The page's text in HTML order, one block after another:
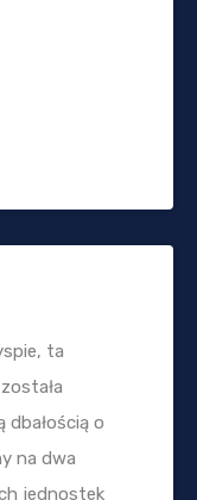
ta
o
na dwa
jednostek